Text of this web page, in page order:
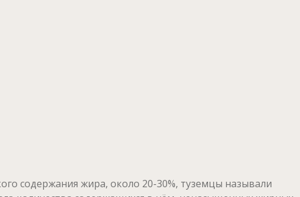
содержания жира, около 20-30%, туземцы называли